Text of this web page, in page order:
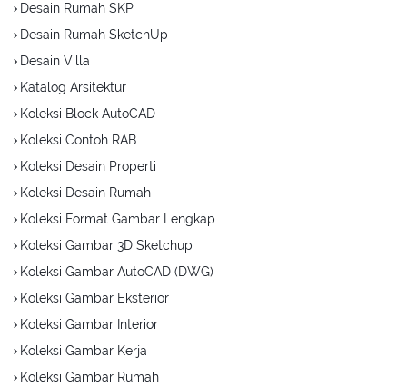
Desain Rumah SKP
Desain Rumah SketchUp
Desain Villa
Katalog Arsitektur
Koleksi Block AutoCAD
Koleksi Contoh RAB
Koleksi Desain Properti
Koleksi Desain Rumah
Koleksi Format Gambar Lengkap
Koleksi Gambar 3D Sketchup
Koleksi Gambar AutoCAD (DWG)
Koleksi Gambar Eksterior
Koleksi Gambar Interior
Koleksi Gambar Kerja
Koleksi Gambar Rumah